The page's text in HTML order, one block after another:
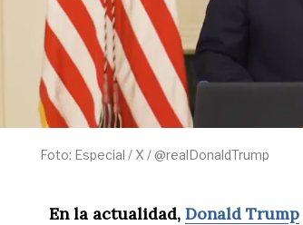
Foto: Especial / X / @realDonaldTrump
En la actualidad, Donald Trump